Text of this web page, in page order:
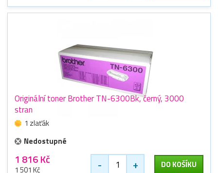
Originální toner Brother TN-6300Bk, černý, 3000
stran
1 zlaťák
Nedostupné
1 816 Kč
1 501 Kč - + DO KOŠÍKU